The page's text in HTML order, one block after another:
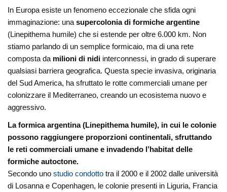
In Europa esiste un fenomeno eccezionale che sfida ogni
immaginazione: unasupercolonia di formiche argentine
(Linepithema humile) che si estende per oltre 6.000 km. Non
stiamo parlando di un semplice formicaio, ma di una rete
composta da milioni di nidi interconnessi, in grado di superare
qualsiasi barriera geografica. Questa specie invasiva, originaria
del Sud America, ha sfruttato le rotte commerciali umane per
colonizzare il Mediterraneo, creando un ecosistema nuovo e
aggressivo.
La formica argentina (Linepithema humile), in cui le colonie
possono raggiungere proporzioni continentali, sfruttando
le reti commerciali umane e invadendo l’habitat delle
formiche autoctone.
Secondo unostudio condotto tra il 2000 e il 2002 dalle università
di Losanna e Copenhagen, le colonie presenti in Liguria, Francia